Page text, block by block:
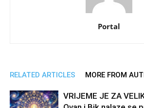
Portal
RELATED ARTICLES MORE FROM
VRIJEME JE ZA